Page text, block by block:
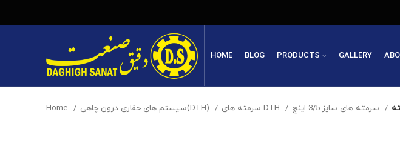
HOME BLOG PRODUCTS GALLERY
Home سیستم های حفاری درون چاهی(DTH) سرمته های DTH